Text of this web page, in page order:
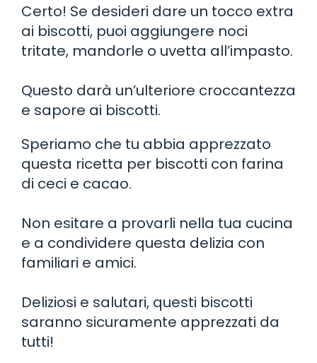
Certo! Se desideri dare un tocco extra
ai biscotti, puoi aggiungere noci
tritate, mandorle o uvetta all’impasto.
Questo darà un’ulteriore croccantezza
e sapore ai biscotti.
Speriamo che tu abbia apprezzato
questa ricetta per biscotti con farina
di ceci e cacao.
Non esitare a provarli nella tua cucina
e a condividere questa delizia con
familiari e amici.
Deliziosi e salutari, questi biscotti
saranno sicuramente apprezzati da
tutti!